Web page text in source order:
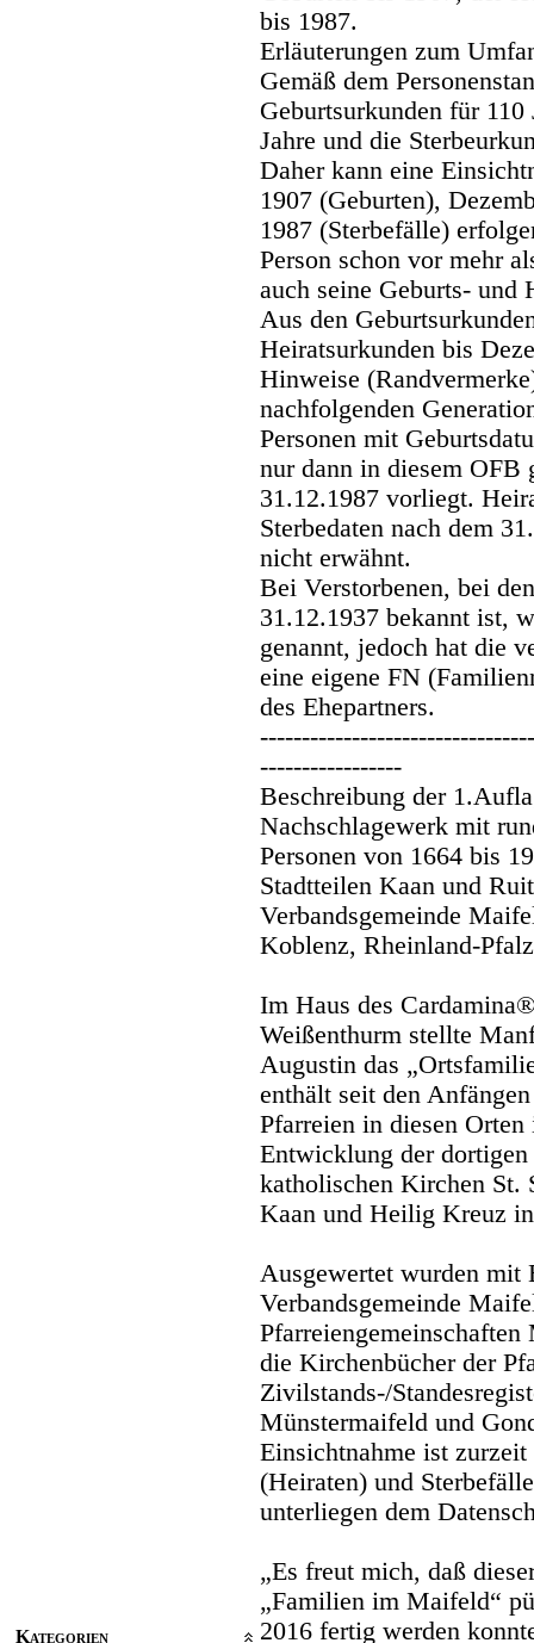
Kategorien
bis 1987.
Erläuterungen zum
Gemäß dem
Geburtsurkunden für
Jahre und die
Daher kann eine
1907 (Geburten),
1987 (Sterbefälle)
Person schon vor mehr
auch seine Geburts- und
Aus den
Heiratsurkunden bis
Hinweise
nachfolgenden
Personen mit
nur dann in diesem OFB
31.12.1987 vorliegt.
Sterbedaten nach dem
nicht erwähnt.
Bei Verstorbenen, bei
31.12.1937 bekannt ist,
genannt, jedoch hat die
eine eigene FN
des Ehepartners.
-----------------
Beschreibung der
Nachschlagewerk mit
Personen von 1664 bis
Stadtteilen Kaan und
Verbandsgemeinde
Koblenz, Rheinland-
Im Haus des
Weißenthurm stellte
Augustin das
enthält seit den
Pfarreien in diesen
Entwicklung der
katholischen Kirchen St.
Kaan und Heilig Kreuz
Ausgewertet wurden mit
Verbandsgemeinde
die Kirchenbücher der
Zivilstands-/
Münstermaifeld und
Einsichtnahme ist
(Heiraten) und
unterliegen dem
„Es freut mich, daß
„Familien im Maifeld“
2016 fertig werden